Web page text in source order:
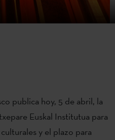
publica hoy, 5 de abril, la
Euskal Institutua para
y el plazo para